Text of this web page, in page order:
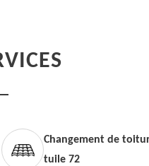
Changement de
tuile 72